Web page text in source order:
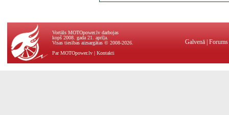
Vortāls MOTOpower.lv darbojas
kopš 2008. gada 21. aprīļa.
Visas tiesības aizsargātas © 2008-2026.
Par MOTOpower.lv | Kontakti
Galvenā Forums